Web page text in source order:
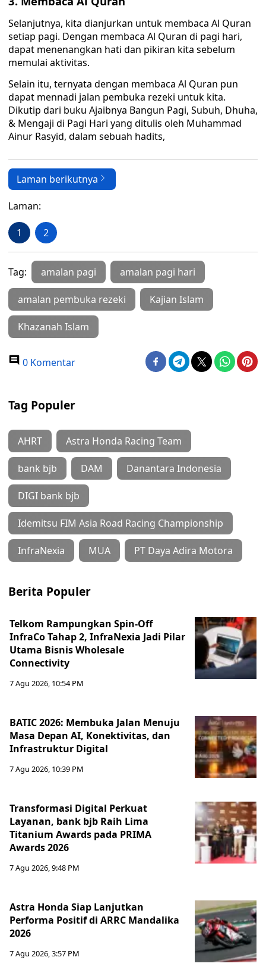
Selanjutnya, kita dianjurkan untuk membaca Al Quran
setiap pagi. Dengan membaca Al Quran di pagi hari,
dapat menenangkan hati dan pikiran kita sebelum
memulai aktivitas.
Selain itu, ternyata dengan membaca Al Quran pun
dapat mennadi jalan pembuka rezeki untuk kita.
Dikutip dari buku Ajaibnya Bangun Pagi, Subuh, Dhuha,
& Mengaji di Pagi Hari yang ditulis oleh Muhammad
Ainur Rasyid, dalam sebuah hadits,
Laman berikutnya
Laman:
1 2
Tag: amalan pagi amalan pagi hari
amalan pembuka rezeki Kajian Islam
Khazanah Islam
0 Komentar
Tag Populer
AHRT Astra Honda Racing Team
bank bjb DAM Danantara Indonesia
DIGI bank bjb
Idemitsu FIM Asia Road Racing Championship
InfraNexia MUA PT Daya Adira Motora
Berita Populer
Telkom Rampungkan Spin-Off
InfraCo Tahap 2, InfraNexia Jadi Pilar
Utama Bisnis Wholesale
Connectivity
7 Agu 2026, 10:54 PM
BATIC 2026: Membuka Jalan Menuju
Masa Depan AI, Konektivitas, dan
Infrastruktur Digital
7 Agu 2026, 10:39 PM
Transformasi Digital Perkuat
Layanan, bank bjb Raih Lima
Titanium Awards pada PRIMA
Awards 2026
7 Agu 2026, 9:48 PM
Astra Honda Siap Lanjutkan
Performa Positif di ARRC Mandalika
2026
7 Agu 2026, 3:57 PM